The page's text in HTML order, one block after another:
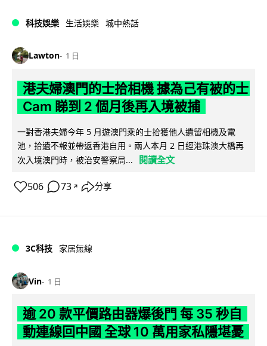
科技娛樂 生活娛樂 城中熱話
Lawton 1 日
港夫婦澳門的士拾相機 據為己有被的士
Cam 睇到 2 個月後再入境被捕
一對香港夫婦今年 5 月遊澳門乘的士拾獲他人遺留相機及電
池，拾遺不報並帶返香港自用。兩人本月 2 日經港珠澳大橋再
次入境澳門時，被治安警察局...
閱讀全文
506 73 ↗ 分享
3C科技 家居無線
Vin 1 日
逾 20 款平價路由器爆後門 每 35 秒自
動連線回中國 全球 10 萬用家私隱堪憂